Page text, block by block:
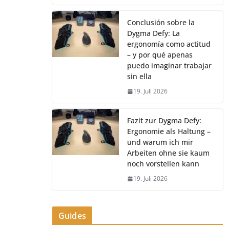
Conclusión sobre la
Dygma Defy: La
ergonomía como actitud
– y por qué apenas
puedo imaginar trabajar
sin ella
19. Juli 2026
Fazit zur Dygma Defy:
Ergonomie als Haltung –
und warum ich mir
Arbeiten ohne sie kaum
noch vorstellen kann
19. Juli 2026
Guides